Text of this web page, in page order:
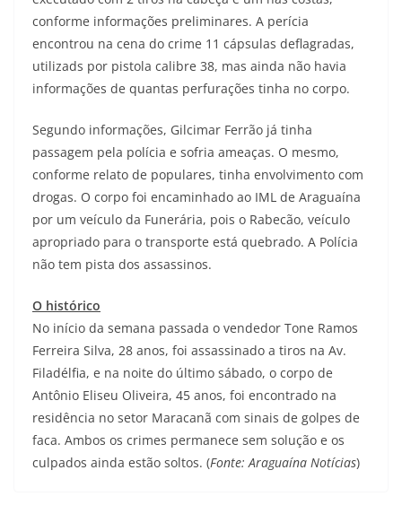
conforme informações preliminares. A perícia
encontrou na cena do crime 11 cápsulas deflagradas,
utilizads por pistola calibre 38, mas ainda não havia
informações de quantas perfurações tinha no corpo.
Segundo informações, Gilcimar Ferrão já tinha
passagem pela polícia e sofria ameaças. O mesmo,
conforme relato de populares, tinha envolvimento com
drogas. O corpo foi encaminhado ao IML de Araguaína
por um veículo da Funerária, pois o Rabecão, veículo
apropriado para o transporte está quebrado. A Polícia
não tem pista dos assassinos.
O histórico
No início da semana passada o vendedor Tone Ramos
Ferreira Silva, 28 anos, foi assassinado a tiros na Av.
Filadélfia, e na noite do último sábado, o corpo de
Antônio Eliseu Oliveira, 45 anos, foi encontrado na
residência no setor Maracanã com sinais de golpes de
faca. Ambos os crimes permanece sem solução e os
culpados ainda estão soltos. (Fonte: Araguaína Notícias)